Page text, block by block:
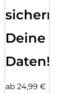
sichern
Deine
Daten!
ab 24,99 €